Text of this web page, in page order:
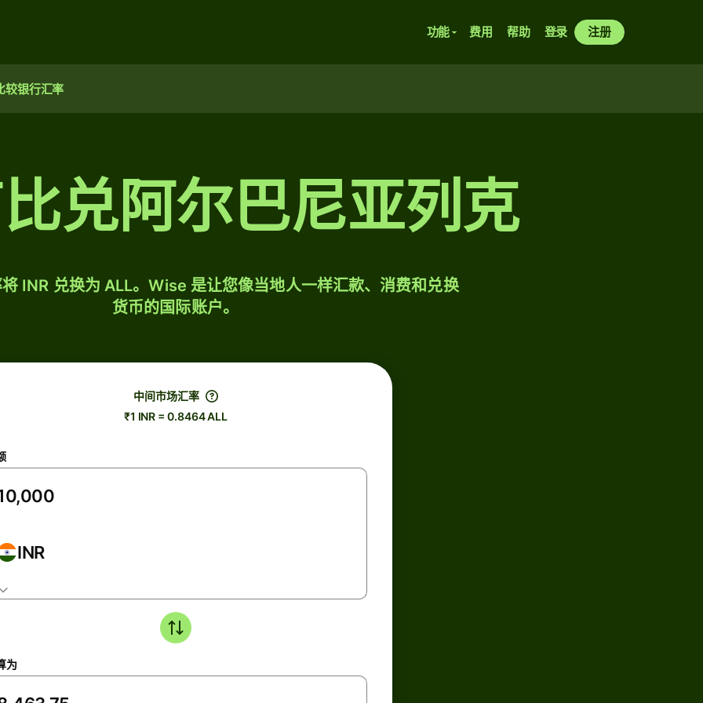
功能 费用 帮助 登录 注册
较银行汇率
兑阿尔巴尼亚列克
INR 兑换为 ALL。Wise 是让您像当地人一样汇款、消费和兑换
货币的国际账户。
中间市场汇率
₹1 INR = 0.8464 ALL
INR
为